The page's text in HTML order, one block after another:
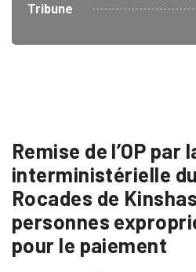
Tribune
Remise de l’OP par
interministérielle
Rocades de
personnes
pour le paiement